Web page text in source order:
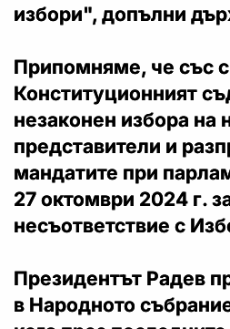
избори", допълни
Припомняме, че със
Конституционният
незаконен избора на
представители и
мандатите при
27 октомври 2024 г.
несъответствие с
Президентът Радев
в Народното